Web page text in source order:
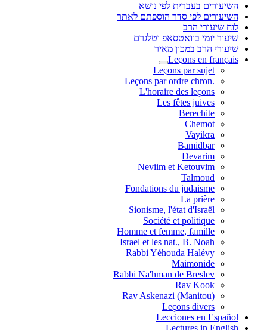
השיעורים בעברית לפי נושא
השיעורים לפי סדר הוספתם לאתר
לוח שיעורי הרב
שיעור יומי בוואטסאפ וטלגרם
שיעורי הרב במכון מאיר
Leçons en français
Leçons par sujet
.Leçons par ordre chron
L'horaire des leçons
Les fêtes juives
Berechite
Chemot
Vayikra
Bamidbar
Devarim
Neviim et Ketouvim
Talmoud
Fondations du judaisme
La prière
Sionisme, l'état d'Israël
Société et politique
Homme et femme, famille
Israel et les nat., B. Noah
Rabbi Yéhouda Halévy
Maimonide
Rabbi Na'hman de Breslev
Rav Kook
(Rav Askenazi (Manitou
Leçons divers
Lecciones en Español